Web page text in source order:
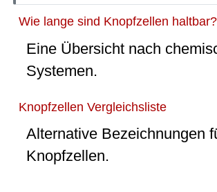
Wie lange sind Knopfzellen haltbar?
Eine Übersicht nach
Systemen.
Knopfzellen Vergleichsliste
Alternative Bezeichnungen
Knopfzellen.